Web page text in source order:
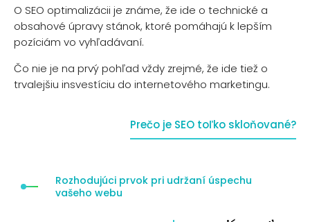
O SEO optimalizácii je známe, že ide o technické a
obsahové úpravy stánok, ktoré pomáhajú k lepším
pozíciám vo vyhľadávaní.
Čo nie je na prvý pohľad vždy zrejmé, že ide tiež o
trvalejšiu insvestíciu do internetového marketingu.
Prečo je SEO toľko skloňované?
Rozhodujúci prvok pri udržaní úspechu
vašeho webu